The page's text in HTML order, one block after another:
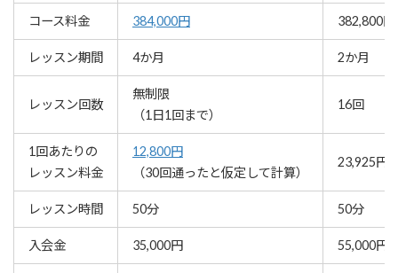
コース料金 384,000円 382,800円
レッスン期間 4か月 2か月
レッスン回数
無制限
（1日1回まで）
16回
1回あたりの
レッスン料金
12,800円
（30回通ったと仮定して計算）
23,925円
レッスン時間 50分 50分
入会金 35,000円 55,000円